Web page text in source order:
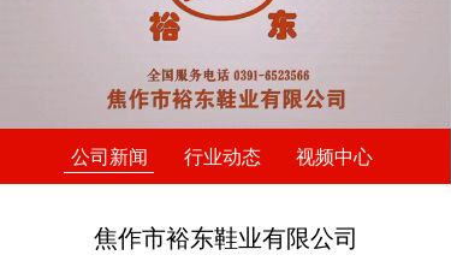
公司新闻 行业动态 视频中心
焦作市裕东鞋业有限公司